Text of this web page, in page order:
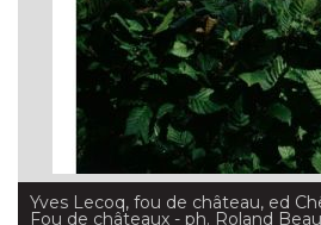
Yves Lecoq, fou de château, ed
Fou de châteaux - ph. Roland
Le château de Villiers
Maison à part : Quels conseils
particuliers qui souhaitent se
d'un château ?